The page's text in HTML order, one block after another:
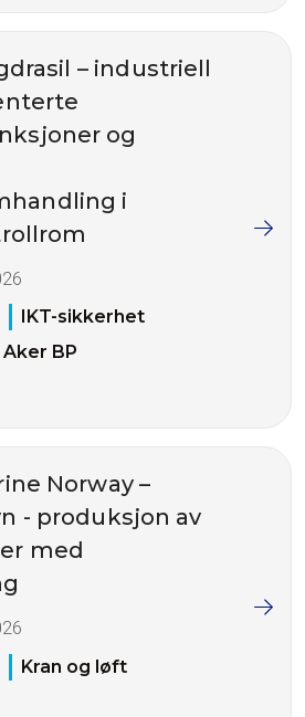
– industriell
og
i
IKT-sikkerhet
Aker BP
Norway –
- produksjon av
med
Kran og løft